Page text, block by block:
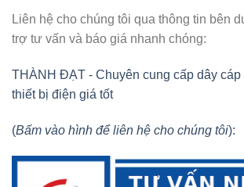
Liên hệ cho chúng tôi qua thông tin bên
trợ tư vấn và báo giá nhanh chóng:
THÀNH ĐẠT - Chuyên cung cấp dây
thiết bị điện giá tốt
(Bấm vào hình để liên hệ cho chúng tôi):